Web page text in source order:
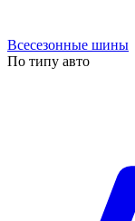
Всесезонные шины
По типу авто